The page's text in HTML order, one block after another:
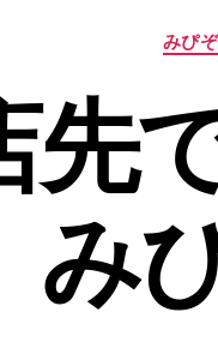
みぴ
先
み